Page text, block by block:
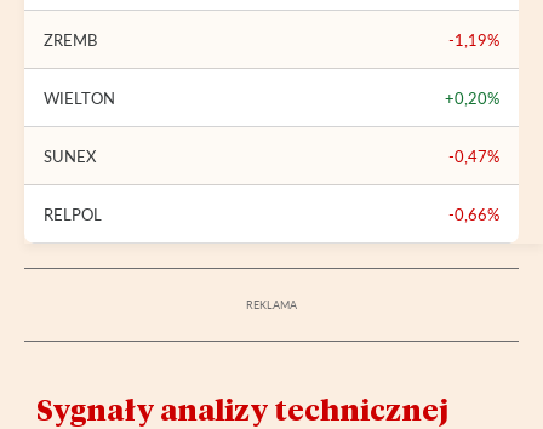
ZREMB -1,19%
WIELTON +0,20%
SUNEX -0,47%
RELPOL -0,66%
Sygnały analizy technicznej